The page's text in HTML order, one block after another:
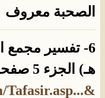
الصحبة معروف
هـ) الجزء 5 صفحة 57
Tafasir.asp...&